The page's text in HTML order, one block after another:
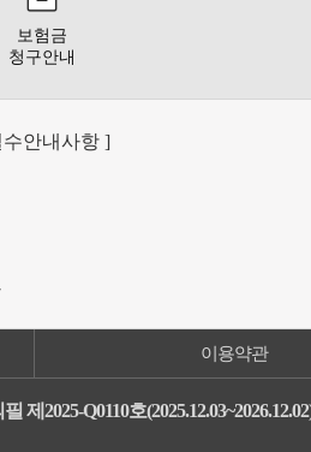
보험금
청구안내
수안내사항 ]
이용약관
2025-Q0110호